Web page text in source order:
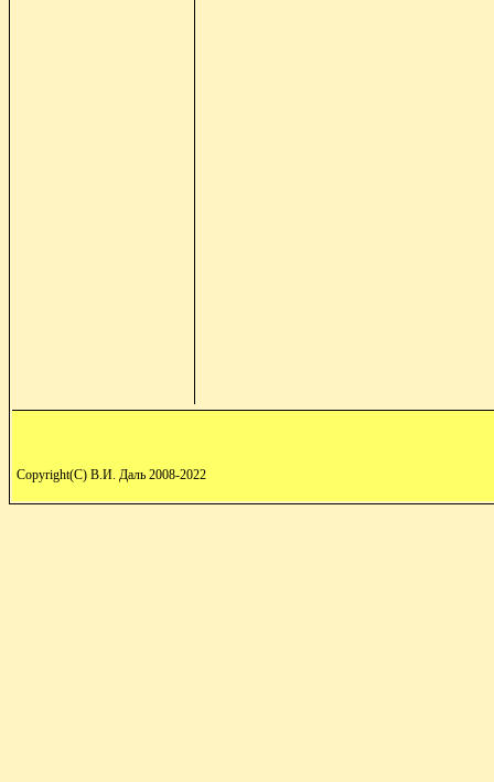
Copyright(C) В.И. Даль 2008-2022